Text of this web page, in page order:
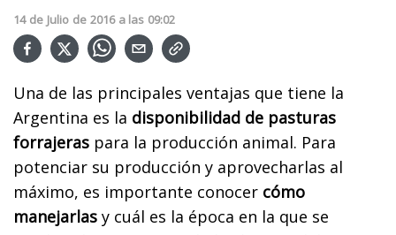
14 de Julio de 2016 a las 09:02
Una de las principales ventajas que tiene la
Argentina es la disponibilidad de pasturas
forrajeras para la producción animal. Para
potenciar su producción y aprovecharlas al
máximo, es importante conocer cómo
manejarlas y cuál es la época en la que se